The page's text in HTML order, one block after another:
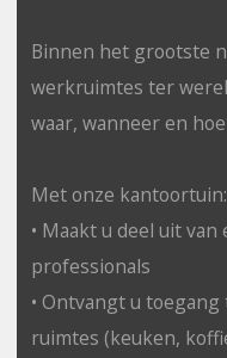
Binnen het grootste
werkruimtes ter
waar, wanneer en
Met onze kantoortuin:
• Maakt u deel uit
professionals
• Ontvangt u
ruimtes (keuken,